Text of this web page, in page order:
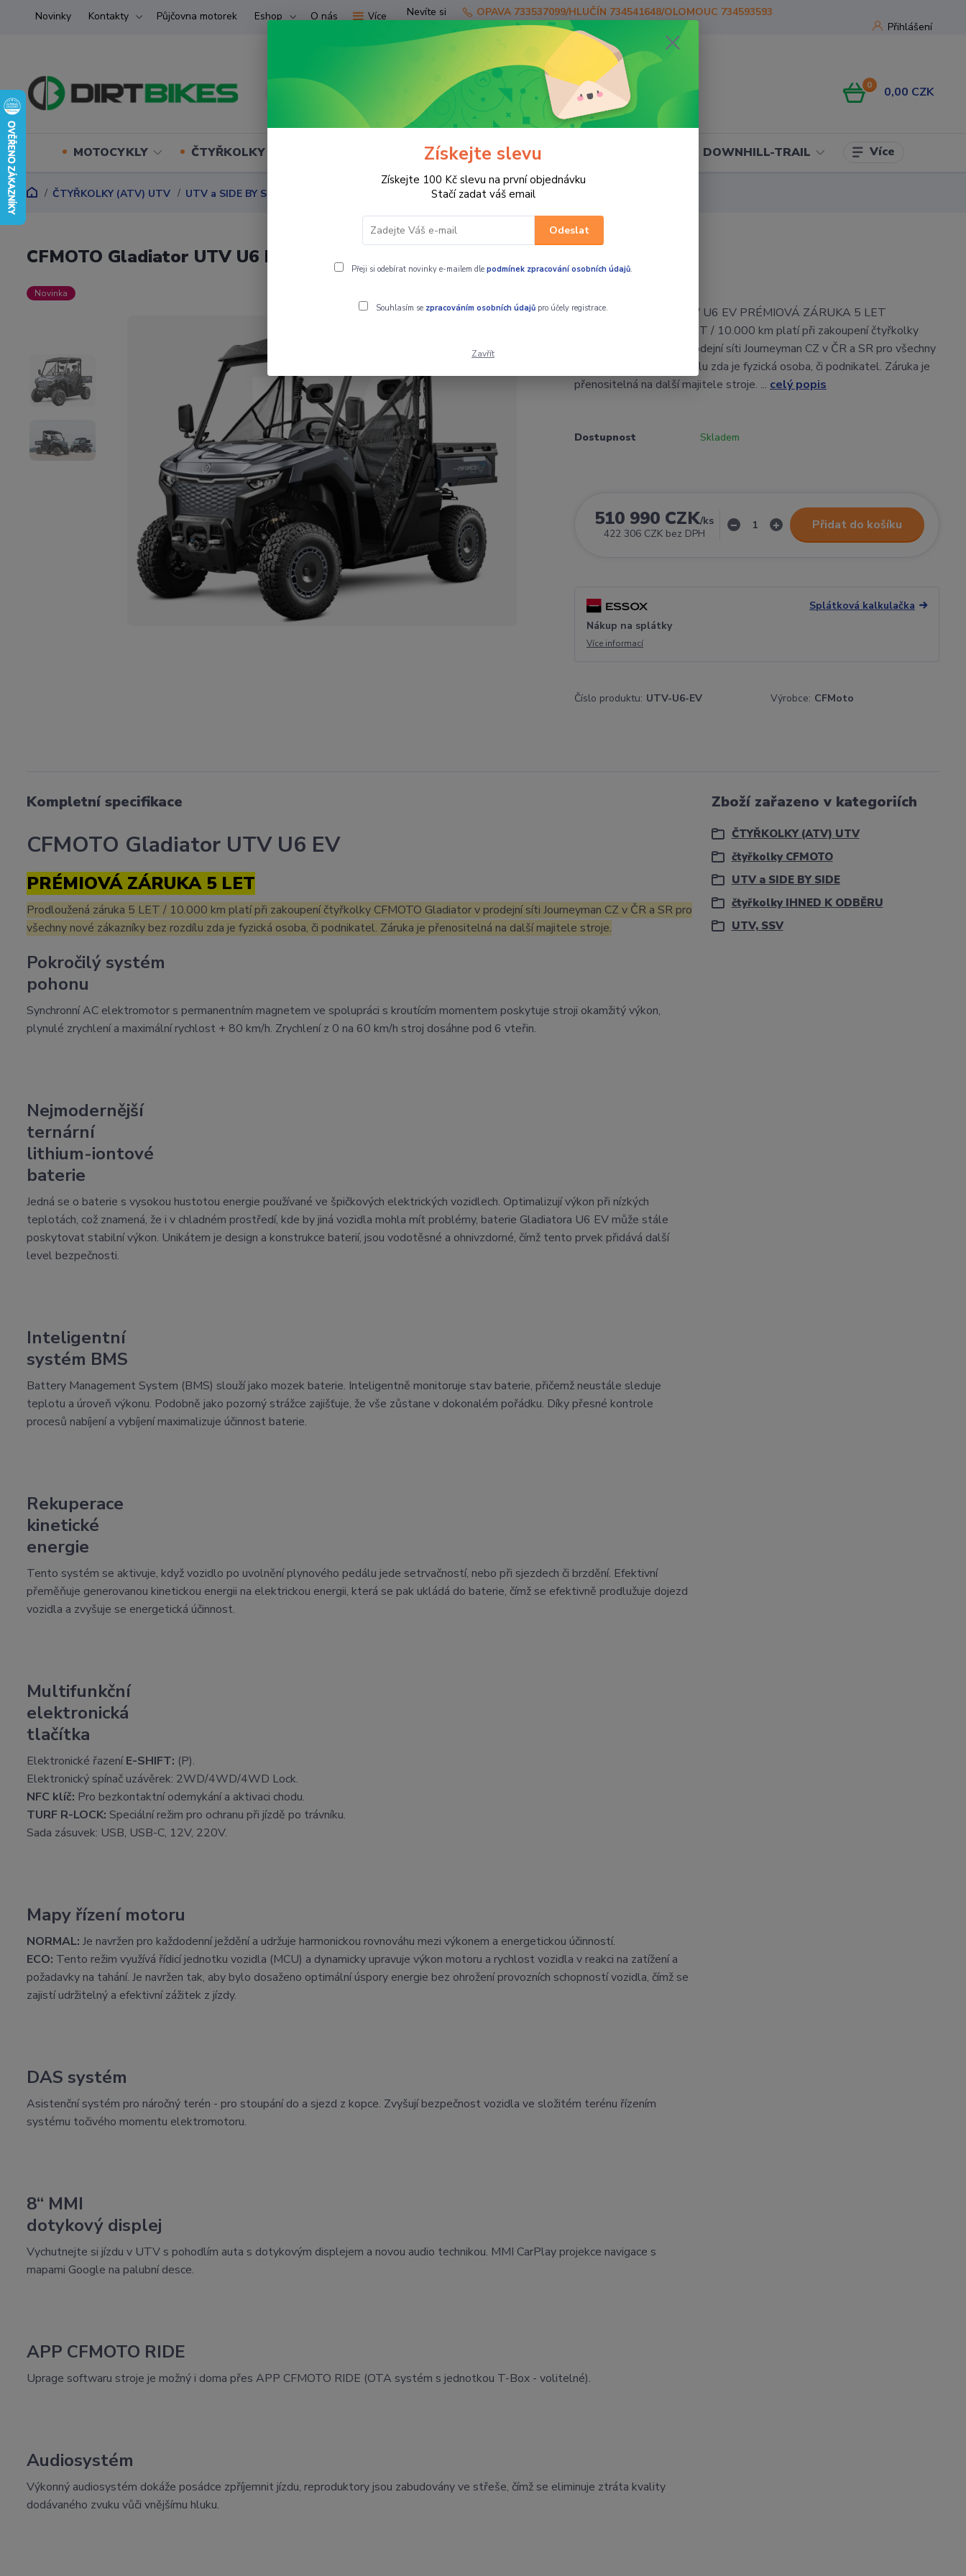
Novinky Kontakty Půjčovna motorek Eshop O nás Více
Přihlášení
Hledat
Nevíte si
rady?
Zavolejte.
OPAVA 733537099/HLUČÍN 734541648/OLOMOUC 734593593
0 0,00 CZK
MOTOCYKLY ČTYŘKOLKY (ATV) UTV SKÚTRY PRO JEZDCE DOWNHILL-TRAIL Více
ČTYŘKOLKY (ATV) UTV UTV a SIDE BY SIDE CFMOTO Gladiator UTV U6 EV EU5 šedá
CFMOTO Gladiator UTV U6 EV EU5 šedá
Novinka
CFMOTO Gladiator UTV U6 EV PRÉMIOVÁ ZÁRUKA 5 LET
Prodloužená záruka 5 LET / 10.000 km platí při zakoupení čtyřkolky
CFMOTO Gladiator v prodejní síti Journeyman CZ v ČR a SR pro všechny
nové zákazníky bez rozdílu zda je fyzická osoba, či podnikatel. Záruka je
přenositelná na další majitele stroje. ... celý popis
Dostupnost Skladem
510 990 CZK/ks
422 306 CZK bez DPH
Přidat do košíku
Splátková kalkulačka
Nákup na splátky
Více informací
Číslo produktu: UTV-U6-EV Výrobce: CFMoto
Kompletní specifikace
CFMOTO Gladiator UTV U6 EV
PRÉMIOVÁ ZÁRUKA 5 LET
Prodloužená záruka 5 LET / 10.000 km platí při zakoupení čtyřkolky CFMOTO Gladiator v prodejní síti Journeyman CZ v ČR a SR pro
všechny nové zákazníky bez rozdílu zda je fyzická osoba, či podnikatel. Záruka je přenositelná na další majitele stroje.
Pokročilý systém
pohonu
Synchronní AC elektromotor s permanentním magnetem ve spolupráci s kroutícím momentem poskytuje stroji okamžitý výkon,
plynulé zrychlení a maximální rychlost + 80 km/h. Zrychlení z 0 na 60 km/h stroj dosáhne pod 6 vteřin.
Nejmodernější
ternární
lithium-iontové
baterie
Jedná se o baterie s vysokou hustotou energie používané ve špičkových elektrických vozidlech. Optimalizují výkon při nízkých
teplotách, což znamená, že i v chladném prostředí, kde by jiná vozidla mohla mít problémy, baterie Gladiatora U6 EV může stále
poskytovat stabilní výkon. Unikátem je design a konstrukce baterií, jsou vodotěsné a ohnivzdorné, čímž tento prvek přidává další
level bezpečnosti.
Inteligentní
systém BMS
Battery Management System (BMS) slouží jako mozek baterie. Inteligentně monitoruje stav baterie, přičemž neustále sleduje
teplotu a úroveň výkonu. Podobně jako pozorný strážce zajišťuje, že vše zůstane v dokonalém pořádku. Díky přesné kontrole
procesů nabíjení a vybíjení maximalizuje účinnost baterie.
Rekuperace
kinetické
energie
Tento systém se aktivuje, když vozidlo po uvolnění plynového pedálu jede setrvačností, nebo při sjezdech či brzdění. Efektivní
přeměňuje generovanou kinetickou energii na elektrickou energii, která se pak ukládá do baterie, čímž se efektivně prodlužuje dojezd
vozidla a zvyšuje se energetická účinnost.
Multifunkční
elektronická
tlačítka
Elektronické řazeníE-SHIFT: (P).
Elektronický spínač uzávěrek: 2WD/4WD/4WD Lock.
NFC klíč: Pro bezkontaktní odemykání a aktivaci chodu.
TURF R-LOCK: Speciální režim pro ochranu při jízdě po trávníku.
Sada zásuvek: USB, USB-C, 12V, 220V.
Mapy řízení motoru
NORMAL: Je navržen pro každodenní ježdění a udržuje harmonickou rovnováhu mezi výkonem a energetickou účinností.
ECO: Tento režim využívá řídicí jednotku vozidla (MCU) a dynamicky upravuje výkon motoru a rychlost vozidla v reakci na zatížení a
požadavky na tahání. Je navržen tak, aby bylo dosaženo optimální úspory energie bez ohrožení provozních schopností vozidla, čímž se
zajistí udržitelný a efektivní zážitek z jízdy.
DAS systém
Asistenční systém pro náročný terén - pro stoupání do a sjezd z kopce. Zvyšují bezpečnost vozidla ve složitém terénu řízením
systému točivého momentu elektromotoru.
8“ MMI
dotykový displej
Vychutnejte si jízdu v UTV s pohodlím auta s dotykovým displejem a novou audio technikou. MMI CarPlay projekce navigace s
mapami Google na palubní desce.
APP CFMOTO RIDE
Uprage softwaru stroje je možný i doma přes APP CFMOTO RIDE (OTA systém s jednotkou T-Box - volitelné).
Audiosystém
Výkonný audiosystém dokáže posádce zpříjemnit jízdu, reproduktory jsou zabudovány ve střeše, čímž se eliminuje ztráta kvality
dodávaného zvuku vůči vnějšímu hluku.
Zboží zařazeno v kategoriích
ČTYŘKOLKY (ATV) UTV
čtyřkolky CFMOTO
UTV a SIDE BY SIDE
čtyřkolky IHNED K ODBĚRU
UTV, SSV
Získejte slevu
Získejte 100 Kč slevu na první objednávku
Stačí zadat váš email
Odeslat
Přeji si odebírat novinky e-mailem dle podmínek zpracování osobních údajů.
Souhlasím se zpracováním osobních údajůpro účely registrace.
Zavřít